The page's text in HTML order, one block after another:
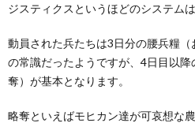
ジスティクスというほどのシステム
動員された兵たちは3日分の腰兵糧
の常識だったようですが、4日目以
奪）が基本となります。
略奪といえばモヒカン達が可哀想な